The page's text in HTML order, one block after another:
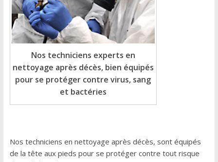
Nos techniciens experts en
nettoyage après décès, bien équipés
pour se protéger contre virus, sang
et bactéries
Nos techniciens en nettoyage après décès, sont équipés
de la tête aux pieds pour se protéger contre tout risque